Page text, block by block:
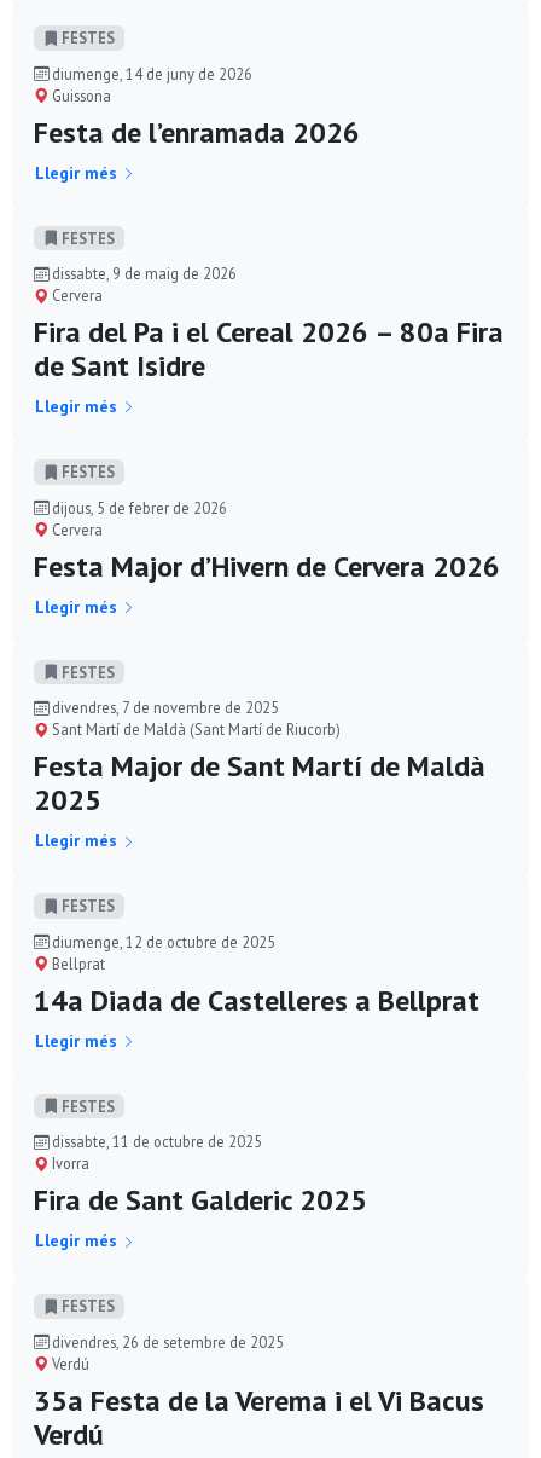
FESTES
diumenge, 14 de juny de 2026
Guissona
Festa de l’enramada 2026
Llegir més
FESTES
dissabte, 9 de maig de 2026
Cervera
Fira del Pa i el Cereal 2026 – 80a Fira
de Sant Isidre
Llegir més
FESTES
dijous, 5 de febrer de 2026
Cervera
Festa Major d’Hivern de Cervera 2026
Llegir més
FESTES
divendres, 7 de novembre de 2025
Sant Martí de Maldà (Sant Martí de Riucorb)
Festa Major de Sant Martí de Maldà
2025
Llegir més
FESTES
diumenge, 12 de octubre de 2025
Bellprat
14a Diada de Castelleres a Bellprat
Llegir més
FESTES
dissabte, 11 de octubre de 2025
Ivorra
Fira de Sant Galderic 2025
Llegir més
FESTES
divendres, 26 de setembre de 2025
Verdú
35a Festa de la Verema i el Vi Bacus
Verdú